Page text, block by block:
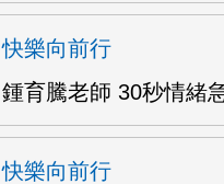
快樂向前行
鍾育騰老師 30秒情緒
快樂向前行